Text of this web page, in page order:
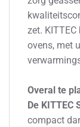
zet. KITTEC
ovens, met
Overal te
De KITTEC
compact